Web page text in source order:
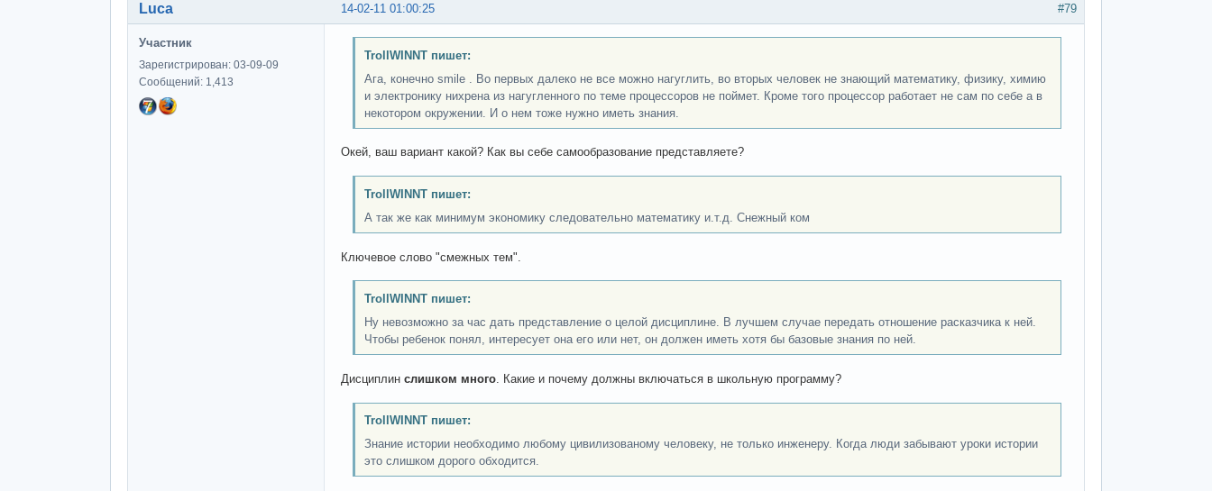
#79
14-02-11 01:00:25
Luca
Участник
Зарегистрирован: 03-09-09
Сообщений: 1,413
TrollWINNT пишет:
Ага, конечно smile . Во первых далеко не все можно нагуглить, во вторых человек не знающий математику, физику, химию
и электронику нихрена из нагугленного по теме процессоров не поймет. Кроме того процессор работает не сам по себе а в
некотором окружении. И о нем тоже нужно иметь знания.
Окей, ваш вариант какой? Как вы себе самообразование представляете?
TrollWINNT пишет:
А так же как минимум экономику следовательно математику и.т.д. Снежный ком
Ключевое слово "смежных тем".
TrollWINNT пишет:
Ну невозможно за час дать представление о целой дисциплине. В лучшем случае передать отношение расказчика к ней.
Чтобы ребенок понял, интересует она его или нет, он должен иметь хотя бы базовые знания по ней.
Дисциплин слишком много . Какие и почему должны включаться в школьную программу?
TrollWINNT пишет:
Знание истории необходимо любому цивилизованому человеку, не только инженеру. Когда люди забывают уроки истории
это слишком дорого обходится.